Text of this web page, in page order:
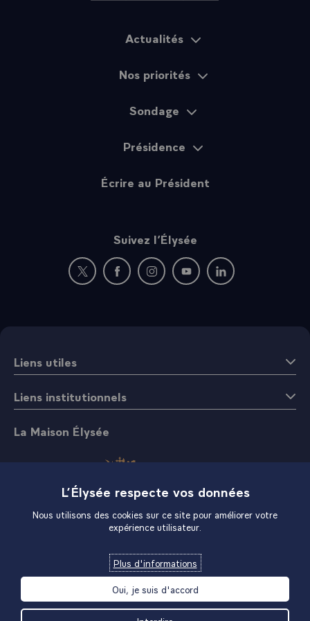
Actualités
Nos priorités
Sondage
Présidence
Écrire au Président
Suivez l’Élysée
Nouvelle fenêtre : rejoignez-nous sur Twitter
Nouvelle fenêtre : rejoignez-nous sur
Nouvelle fenêtre : rejoignez-nous
Nouvelle fenêtre :
Nouvelle fenêtre :
Liens utiles
Liens institutionnels
La Maison Élysée
L’Élysée respecte vos données
Nous utilisons des cookies sur ce site pour améliorer votre
expérience utilisateur.
Plus d'informations
Oui, je suis d'accord